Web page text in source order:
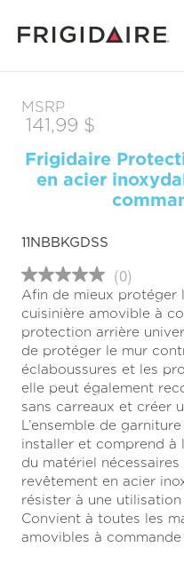
MENU
MSRP
141,99 $
Frigidaire
en acier
11NBBKGDSS
Aucune
cote
pour
ce
produit
Lien
vers
la
même
page.
(0)
Afin de mieux protéger
cuisinière amovible à
protection arrière
de protéger le mur
éclaboussures et les
elle peut également
sans carreaux et créer
L’ensemble de
installer et comprend à
du matériel nécessaires
revêtement en acier
résister à une
Convient à toutes les
amovibles à